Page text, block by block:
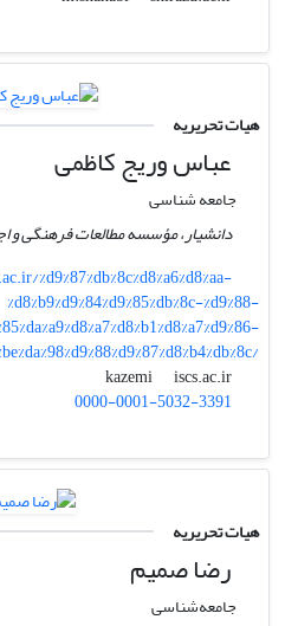
هیات تحریریه
عباس وریج کاظمی
جامعه شناسی
دانشیار، مؤسسه مطالعات فرهنگی و
%d9%87%db%8c%d8%a6%d8%aa-
%d8%b9%d9%84%d9%85%db%8c-%d9%88-
kazemi
iscs.ac.ir
0000-0001-5032-3391
هیات تحریریه
رضا صمیم
جامعه‌شناسی